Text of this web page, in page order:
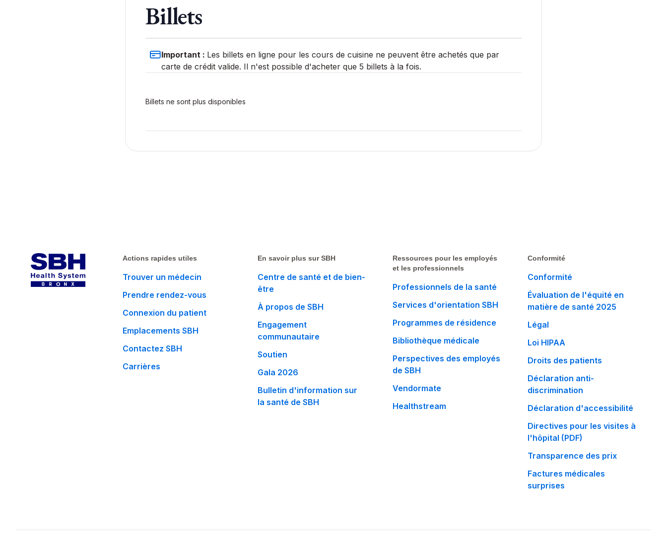
Billets
Important : Les billets en ligne pour les cours de cuisine ne peuvent être achetés que par
carte de crédit valide. Il n'est possible d'acheter que 5 billets à la fois.
Billets ne sont plus disponibles
Actions rapides utiles
Trouver un médecin
Prendre rendez-vous
Connexion du patient
Emplacements SBH
Contactez SBH
Carrières
En savoir plus sur SBH
Centre de santé et de bien-
être
À propos de SBH
Engagement
communautaire
Soutien
Gala 2026
Bulletin d'information sur
la santé de SBH
Ressources pour les employés
et les professionnels
Professionnels de la santé
Services d'orientation SBH
Programmes de résidence
Bibliothèque médicale
Perspectives des employés
de SBH
Vendormate
Healthstream
Conformité
Conformité
Évaluation de l'équité en
matière de santé 2025
Légal
Loi HIPAA
Droits des patients
Déclaration anti-
discrimination
Déclaration d'accessibilité
Directives pour les visites à
l'hôpital (PDF)
Transparence des prix
Factures médicales
surprises